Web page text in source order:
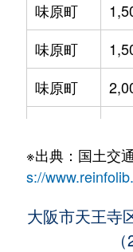
味原町
味原町
味原町
生玉町
※出典：国土交
s://
大阪市天王寺